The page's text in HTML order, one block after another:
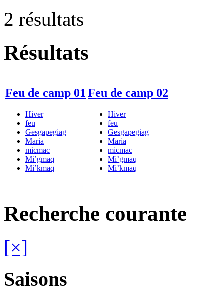
2 résultats
Résultats
Feu de camp 01
Hiver
feu
Gesgapegiag
Maria
micmac
Mi’gmaq
Mi’kmaq
Feu de camp 02
Hiver
feu
Gesgapegiag
Maria
micmac
Mi’gmaq
Mi’kmaq
Recherche courante
[×]
Saisons